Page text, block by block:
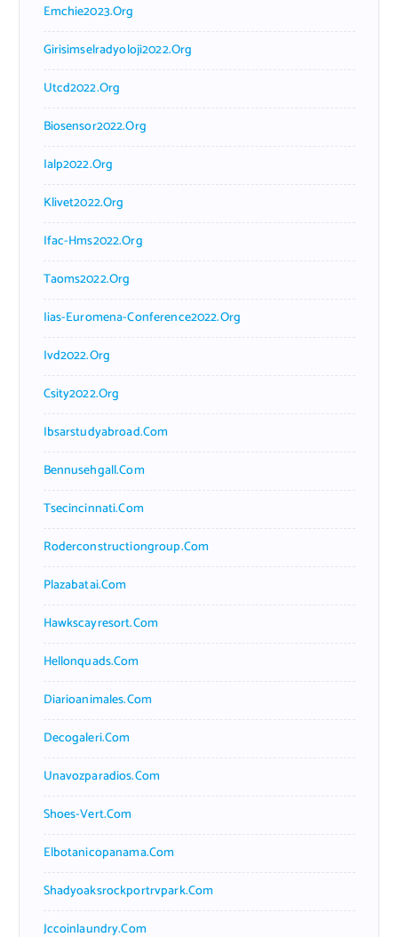
Emchie2023.org
Girisimselradyoloji2022.org
Utcd2022.org
Biosensor2022.org
Ialp2022.org
Klivet2022.org
Ifac-Hms2022.org
Taoms2022.org
Iias-Euromena-Conference2022.org
Ivd2022.org
Csity2022.org
Ibsarstudyabroad.com
Bennusehgall.com
Tsecincinnati.com
Roderconstructiongroup.com
Plazabatai.com
Hawkscayresort.com
Hellonquads.com
Diarioanimales.com
Decogaleri.com
Unavozparadios.com
Shoes-Vert.com
Elbotanicopanama.com
Shadyoaksrockportrvpark.com
Jccoinlaundry.com